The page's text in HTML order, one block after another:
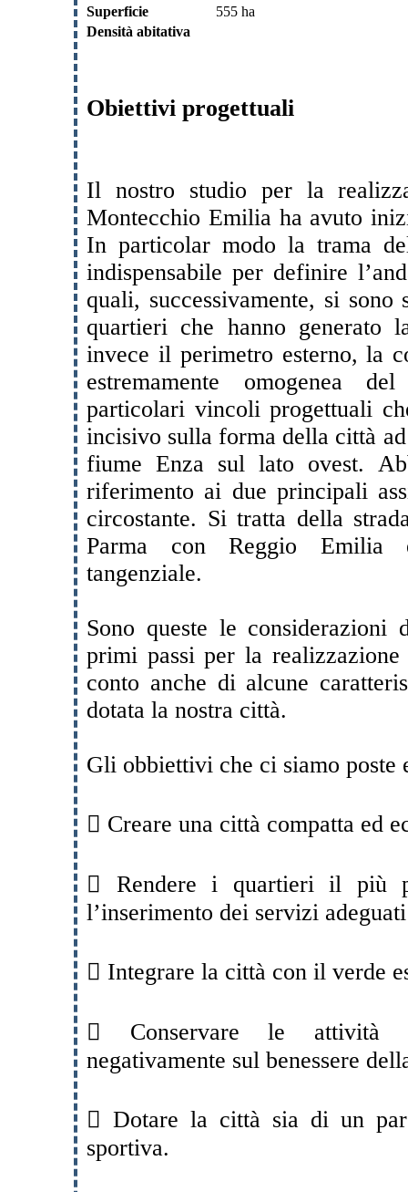
Superficie
555 ha
Densità abitativa
Obiettivi progettuali
Il nostro studio per la
Montecchio Emilia ha avuto
In particolar modo la trama
indispensabile per definire
quali, successivamente, si
quartieri che hanno generato
invece il perimetro esterno, la
estremamente omogenea
particolari vincoli progettuali
incisivo sulla forma della città
fiume Enza sul lato ovest.
riferimento ai due principali
circostante. Si tratta della
Parma con Reggio Emilia
tangenziale.
Sono queste le considerazioni
primi passi per la
conto anche di alcune
dotata la nostra città.
Gli obbiettivi che ci siamo poste
 Creare una città compatta ed
 Rendere i quartieri il più
l’inserimento dei servizi adeguati
 Integrare la città con il verde
 Conservare le attività
negativamente sul benessere
 Dotare la città sia di un
sportiva.